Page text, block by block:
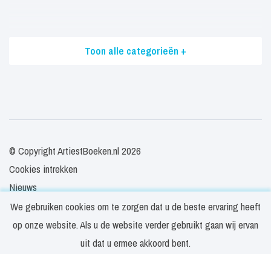
Toon alle categorieën +
© Copyright ArtiestBoeken.nl 2026
Cookies intrekken
Nieuws
Veelgestelde vragen
Contact
Privacy- en cookieverklaring
We gebruiken cookies om te zorgen dat u de beste ervaring heeft
op onze website. Als u de website verder gebruikt gaan wij ervan
uit dat u ermee akkoord bent.